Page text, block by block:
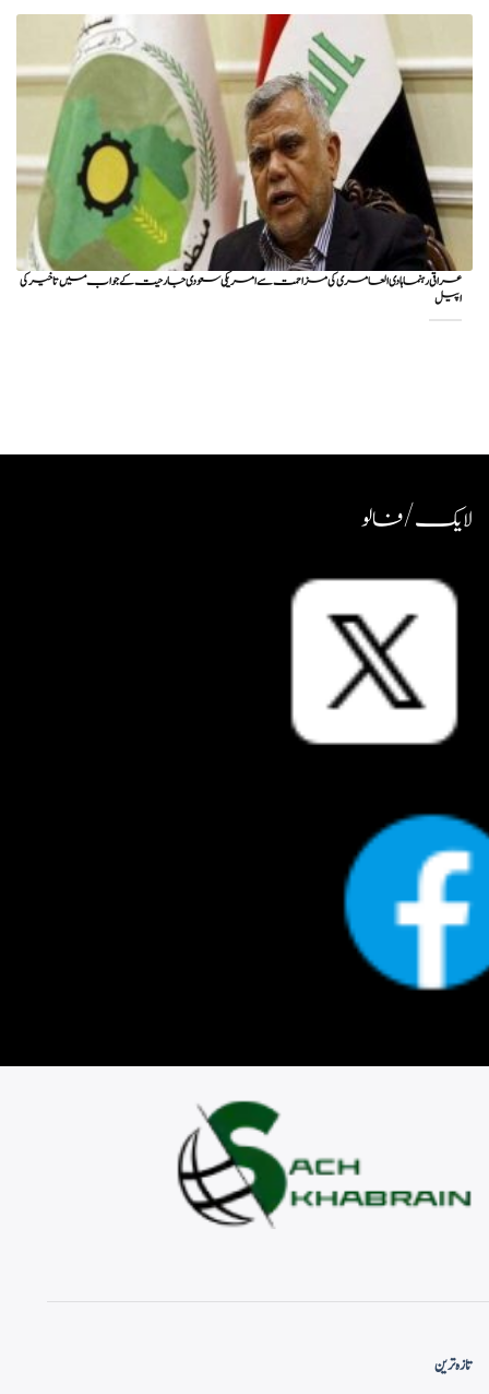
عراقی رہنما ہادی العامری کی مزاحمت سے امریکی سعودی جارحیت کے جواب میں تاخیر کی
اپیل
لایک / فالو
تازہ ترین